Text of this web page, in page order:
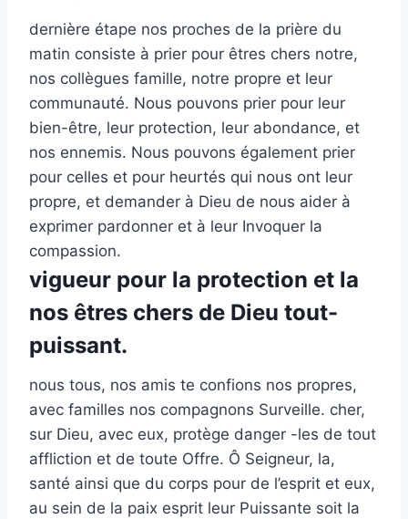
dernière étape nos proches de la prière du
matin consiste à prier pour êtres chers notre,
nos collègues famille, notre propre et leur
communauté. Nous pouvons prier pour leur
bien-être, leur protection, leur abondance, et
nos ennemis. Nous pouvons également prier
pour celles et pour heurtés qui nous ont leur
propre, et demander à Dieu de nous aider à
exprimer pardonner et à leur Invoquer la
compassion.
vigueur pour la protection et la
nos êtres chers de Dieu tout-
puissant.
nous tous, nos amis te confions nos propres,
avec familles nos compagnons Surveille. cher,
sur Dieu, avec eux, protège danger -les de tout
affliction et de toute Offre. Ô Seigneur, la,
santé ainsi que du corps pour de l’esprit et eux,
au sein de la paix esprit leur Puissante soit la